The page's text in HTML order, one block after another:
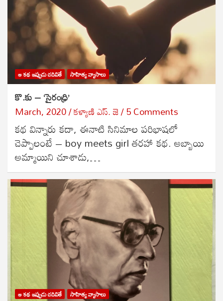
ఆ కథ ఇప్పుడు చదివితే సాహిత్య వ్యాసాలు
కొ.కు – ‘సైరంధ్రి’
March, 2020 కళ్యాణి ఎస్. జె 5 Comments
కథ విన్నారు కదా, ఈనాటి సినిమాల పరిభాషలో
చెప్పాలంటే – boy meets girl తరహా కథ. అబ్బాయి
అమ్మాయిని చూశాడు,…
ఆ కథ ఇప్పుడు చదివితే సాహిత్య వ్యాసాలు